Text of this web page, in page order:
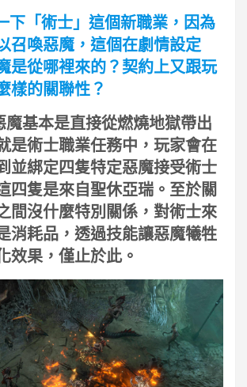
下「術士」這個新職業，因為
召喚惡魔，這個在劇情設定
是從哪裡來的？契約上又跟玩
樣的關聯性？
魔基本是直接從燃燒地獄帶出
是術士職業任務中，玩家會在
並綁定四隻特定惡魔接受術士
四隻是來自聖休亞瑞。至於關
間沒什麼特別關係，對術士來
消耗品，透過技能讓惡魔犧牲
效果，僅止於此。